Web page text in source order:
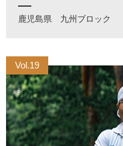
鹿児島県 九州ブロック
Vol.19